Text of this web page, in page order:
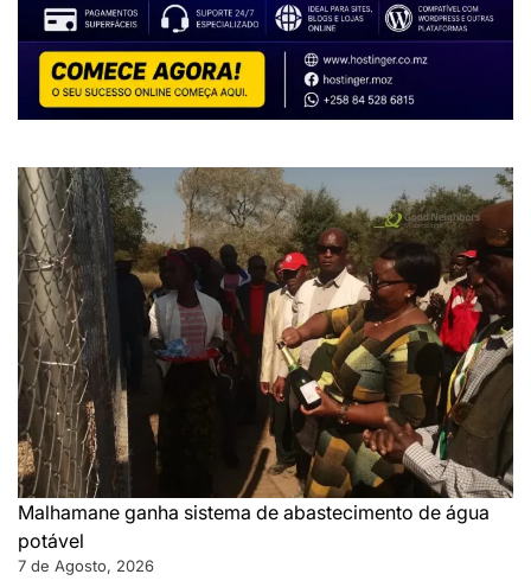
Malhamane ganha sistema de abastecimento de água
potável
7 de Agosto, 2026